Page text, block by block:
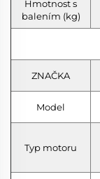
Hmotnost s
balením (kg)
ZNAČKA
Model
Typ motoru